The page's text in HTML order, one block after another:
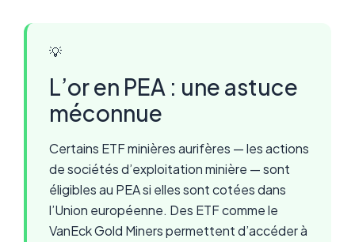
💡
L’or en PEA : une astuce
méconnue
Certains ETF minières aurifères — les actions
de sociétés d’exploitation minière — sont
éligibles au PEA si elles sont cotées dans
l’Union européenne. Des ETF comme le
VanEck Gold Miners permettent d’accéder à